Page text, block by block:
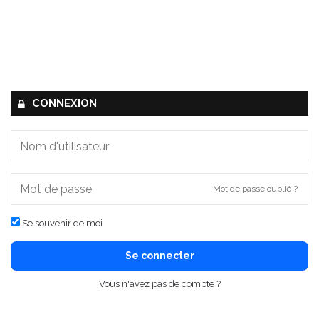
CONNEXION
Mot de passe oublié ?
Se souvenir de moi
Se connecter
Vous n'avez pas de compte ?